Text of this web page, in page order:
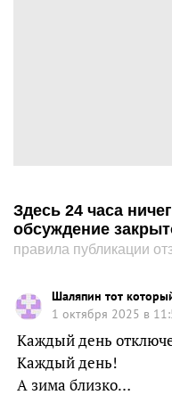
Здесь 24 часа
обсуждение
правила публикации
Шаляпин тот
1 октября 2025 в
Каждый день
Каждый день!
А зима близко…